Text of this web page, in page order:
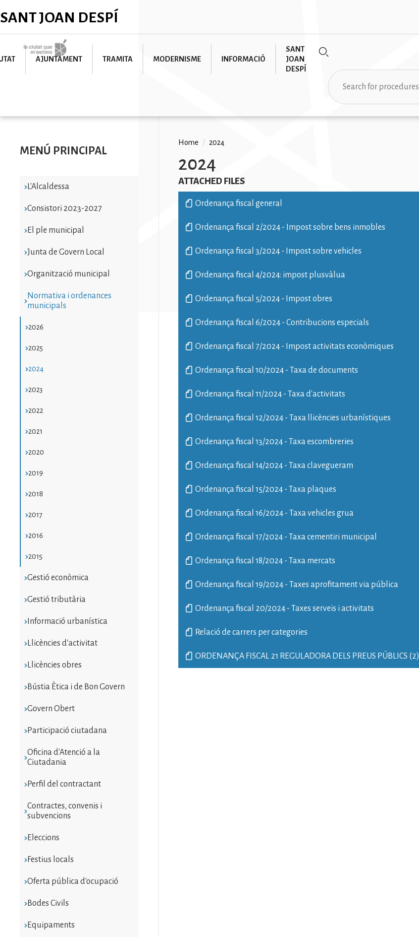
to
SANT JOAN DESPÍ
Imatge
AJUNTAMENT TRAMITA MODERNISME INFORMACIÓ
SANT
JOAN
DESPÍ
Search
MENÚ PRINCIPAL
L'Alcaldessa
Consistori 2023-2027
El ple municipal
Junta de Govern Local
Organització municipal
Normativa i ordenances
municipals
2026
2025
2024
2023
2022
2021
2020
2019
2018
2017
2016
2015
Gestió econòmica
Gestió tributària
Informació urbanística
Llicències d'activitat
Llicències obres
Bústia Ètica i de Bon Govern
Govern Obert
Participació ciutadana
Oficina d'Atenció a la
Ciutadania
Perfil del contractant
Contractes, convenis i
subvencions
Eleccions
Festius locals
Oferta pública d'ocupació
Bodes Civils
Equipaments
Breadcrumb
Home / 2024
2024
ATTACHED FILES
Ordenança fiscal general
Ordenança fiscal 2/2024 - Impost sobre bens inmobles
Ordenança fiscal 3/2024 - Impost sobre vehicles
Ordenança fiscal 4/2024: impost plusvàlua
Ordenança fiscal 5/2024 - Impost obres
Ordenança fiscal 6/2024 - Contribucions especials
Ordenança fiscal 7/2024 - Impost activitats econòmiques
Ordenança fiscal 10/2024 - Taxa de documents
Ordenança fiscal 11/2024 - Taxa d'activitats
Ordenança fiscal 12/2024 - Taxa llicències urbanístiques
Ordenança fiscal 13/2024 - Taxa escombreries
Ordenança fiscal 14/2024 - Taxa clavegueram
Ordenança fiscal 15/2024 - Taxa plaques
Ordenança fiscal 16/2024 - Taxa vehicles grua
Ordenança fiscal 17/2024 - Taxa cementiri municipal
Ordenança fiscal 18/2024 - Taxa mercats
Ordenança fiscal 19/2024 - Taxes aprofitament via pública
Ordenança fiscal 20/2024 - Taxes serveis i activitats
Relació de carrers per categories
ORDENANÇA FISCAL 21 REGULADORA DELS PREUS PÚBLICS (2)